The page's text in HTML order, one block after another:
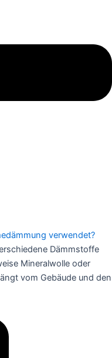
verwendet?
Dämmstoffe
Mineralwolle oder
vom Gebäude und den